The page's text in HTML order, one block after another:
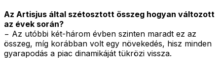
Az Artisjus által szétosztott összeg hogyan változott
az évek során?
− Az utóbbi két-három évben szinten maradt ez az
összeg, míg korábban volt egy növekedés, hisz minden
gyarapodás a piac dinamikáját tükrözi vissza.